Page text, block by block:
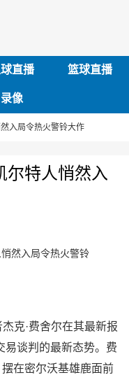
直播 篮球直播
录像
入局令热火警铃大作
尔特人悄然入
克·费舍尔在其最新报
易谈判的最新态势。费
在密尔沃基雄鹿面前